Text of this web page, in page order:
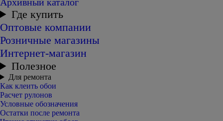
Архивный каталог
Где купить
Оптовые компании
Розничные магазины
Интернет-магазин
Полезное
Для ремонта
Как клеить обои
Расчет рулонов
Условные обозначения
Остатки после ремонта